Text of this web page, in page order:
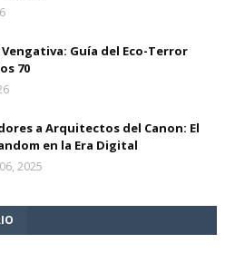
Guía del Eco-Terror
70
a Arquitectos del Canon: El
en la Era Digital
2025